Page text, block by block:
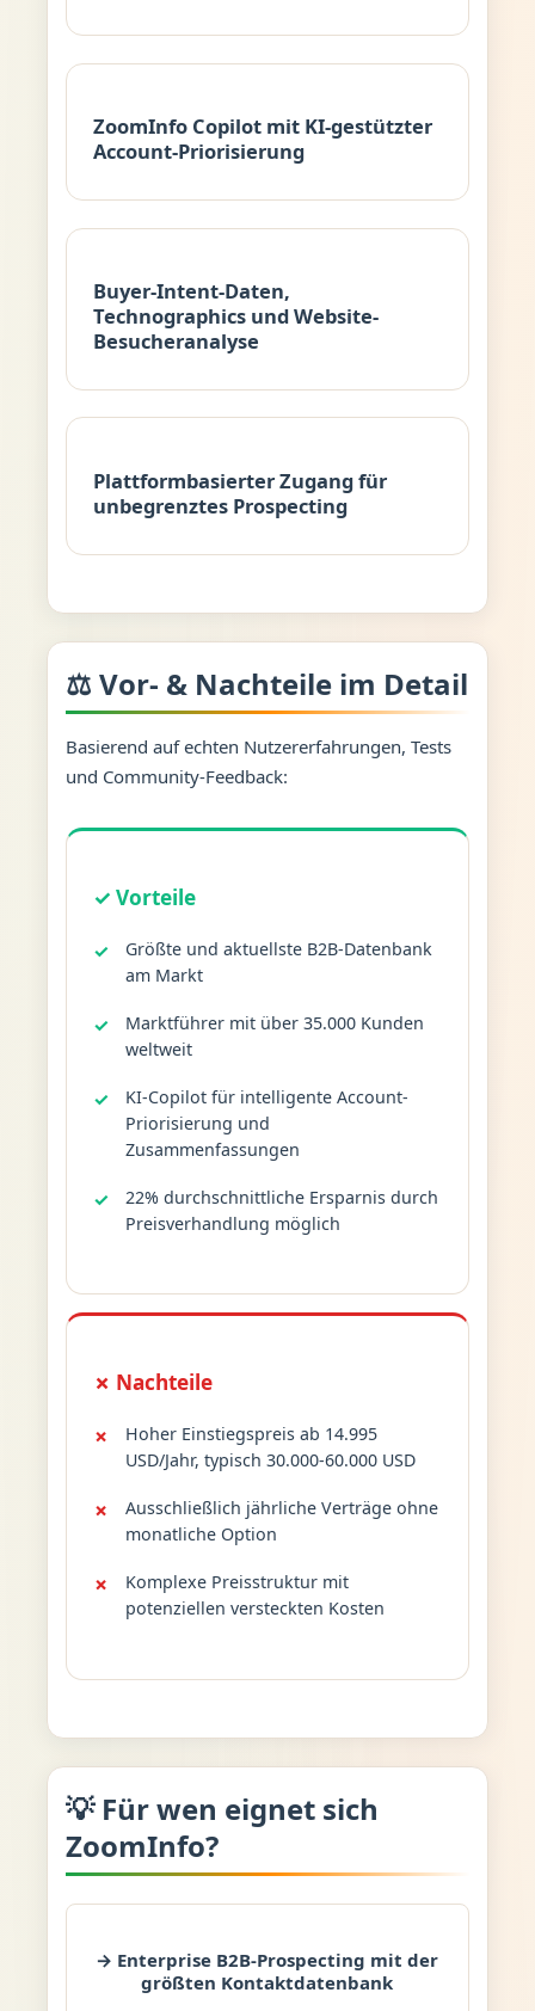
ZoomInfo Copilot mit KI-gestützter
Account-Priorisierung
Buyer-Intent-Daten,
Technographics und Website-
Besucheranalyse
Plattformbasierter Zugang für
unbegrenztes Prospecting
⚖️ Vor- & Nachteile im Detail
Basierend auf echten Nutzererfahrungen, Tests
und Community-Feedback:
✓ Vorteile
Größte und aktuellste B2B-Datenbank
am Markt
Marktführer mit über 35.000 Kunden
weltweit
KI-Copilot für intelligente Account-
Priorisierung und
Zusammenfassungen
22% durchschnittliche Ersparnis durch
Preisverhandlung möglich
✗ Nachteile
Hoher Einstiegspreis ab 14.995
USD/Jahr, typisch 30.000-60.000 USD
Ausschließlich jährliche Verträge ohne
monatliche Option
Komplexe Preisstruktur mit
potenziellen versteckten Kosten
💡 Für wen eignet sich
ZoomInfo?
→ Enterprise B2B-Prospecting mit der
größten Kontaktdatenbank